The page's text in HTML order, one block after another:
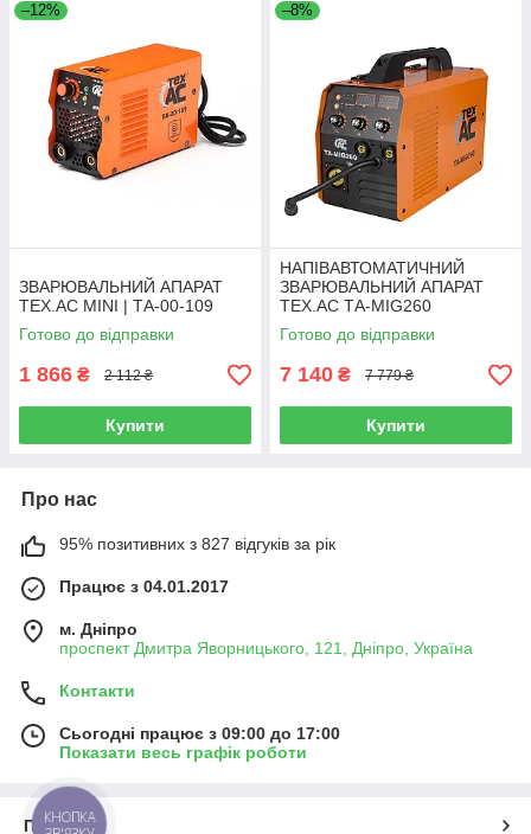
–12%
ЗВАРЮВАЛЬНИЙ АПАРАТ
TEX.AC MINI | ТА-00-109
Готово до відправки
1 866 ₴ 2 112 ₴
Купити
–8%
НАПІВАВТОМАТИЧНИЙ
ЗВАРЮВАЛЬНИЙ АПАРАТ
TEX.AC ТА-MIG260
Готово до відправки
7 140 ₴ 7 779 ₴
Купити
Про нас
95% позитивних з 827 відгуків за рік
Працює з 04.01.2017
м. Дніпро
проспект Дмитра Яворницького, 121, Дніпро, Україна
Контакти
Сьогодні працює з 09:00 до 17:00
Показати весь графік роботи
Про нас
КНОПКА